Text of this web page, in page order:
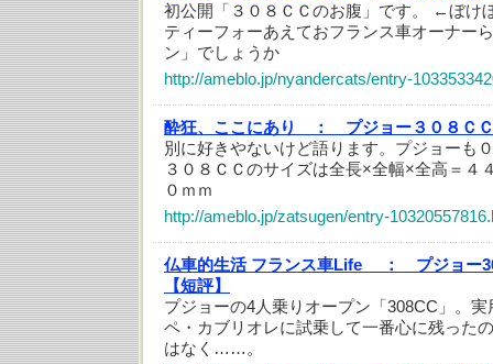
初公開「３０８ＣＣのお腹」です。 ←ぼけ
ティーフォーあえておフランス車オーナー
ン」でしょうか
http://ameblo.jp/nyandercats/entry-
酔狂、ここにあり ：
プジョー３０８ＣＣ
別に好きやないけど語ります。プジョーも
３０８ＣＣのサイズは全長×全幅×全高＝４
０ｍｍ
http://ameblo.jp/zatsugen/entry-
仏車的生活 フランス車Life ：
プジョー
【短評】
プジョーの4人乗りオープン「308CC」。
ペ・カブリオレに試乗して一番心に残った
はなく……。